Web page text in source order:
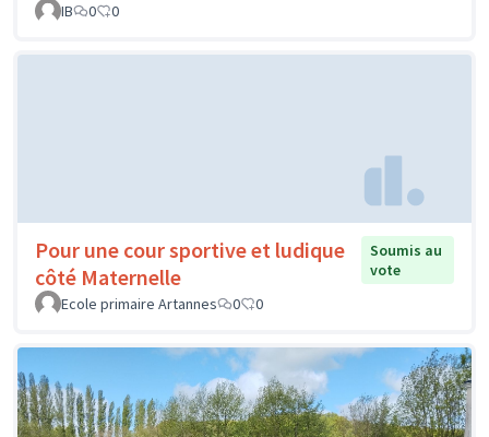
IB
0 0
Pour une cour sportive et ludique
côté Maternelle
Soumis au
vote
Ecole primaire Artannes
0 0